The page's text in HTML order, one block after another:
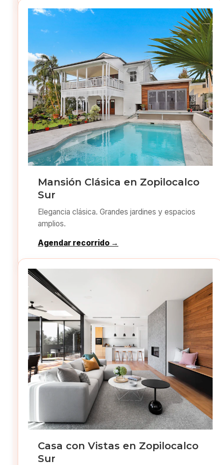
Mansión Clásica en Zopilocalco
Sur
Elegancia clásica. Grandes jardines y espacios
amplios.
Agendar recorrido →
Casa con Vistas en Zopilocalco
Sur